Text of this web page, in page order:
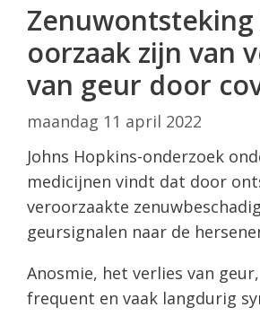
Zenuwontsteking
oorzaak zijn van
van geur door
maandag 11 april 2022
Johns Hopkins-onderzoek
medicijnen vindt dat door
veroorzaakte
geursignalen naar de
Anosmie, het verlies van
frequent en vaak langdurig